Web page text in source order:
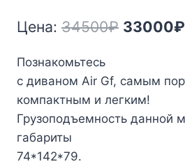
Цена: 34500₽
34500₽.
33000₽
Познакомьтесь
с диваном Air Gf, самым
компактным и легким!
Грузоподъемность данной
габариты
74*142*79.